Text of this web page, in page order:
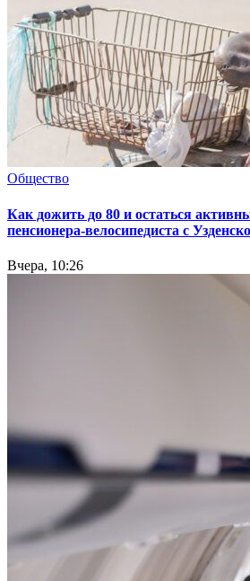
Общество
Как дожить до 80 и остаться
пенсионера-велосипедиста с
Вчера, 10:26